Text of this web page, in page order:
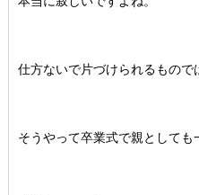
仕方ないで片づけられるもので
そうやって卒業式で親としても